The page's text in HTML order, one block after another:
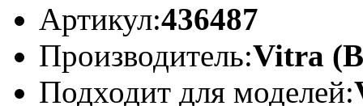
Артикул:436487
Производитель:Vitra
Подходит для моделей: